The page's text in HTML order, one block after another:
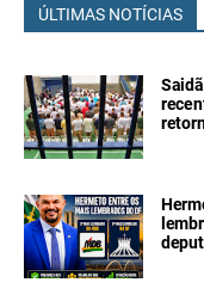
ÚLTIMAS NOTÍCIAS